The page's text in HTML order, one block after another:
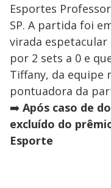
Esportes
SP. A partida foi
virada
por 2 sets a 0 e
Tiffany, da equipe
pontuadora da
➡️ Após caso de
excluído do
Esporte